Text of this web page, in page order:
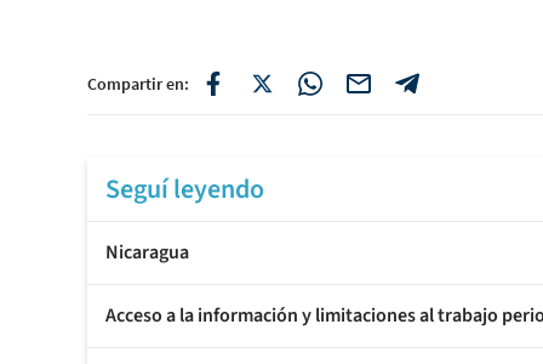
Compartir en:
Seguí leyendo
Nicaragua
Acceso a la información y limitaciones al trabajo